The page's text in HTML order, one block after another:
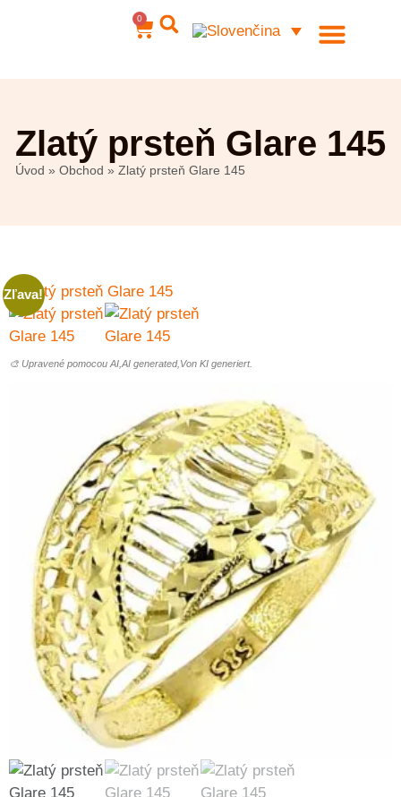
0
Zlatý prsteň Glare 145
Úvod » Obchod » Zlatý prsteň Glare 145
Zľava!
🎨 Upravené pomocou AI,AI generated,Von KI generiert.